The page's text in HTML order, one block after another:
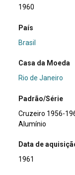
1960
País
Brasil
Casa da Moeda
Rio de Janeiro
Padrão/Série
Cruzeiro 1956-
Alumínio
Data de
1961